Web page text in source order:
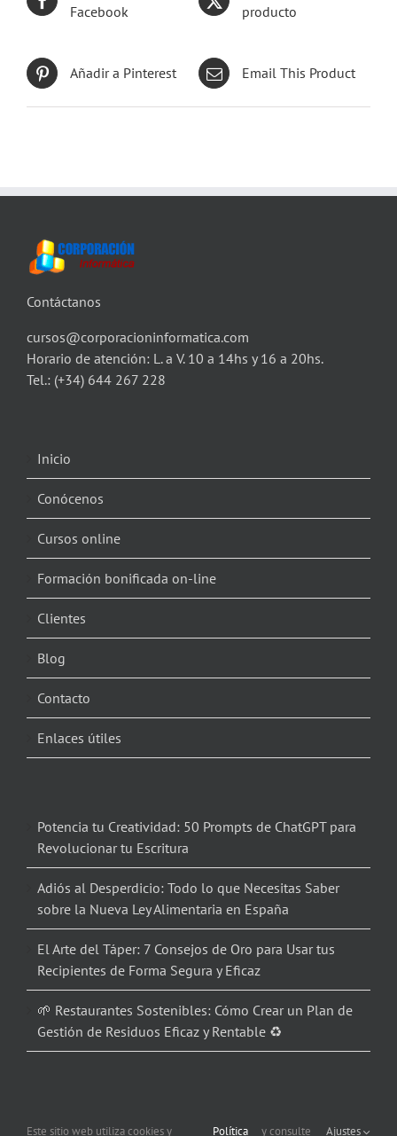
Facebook
producto
Añadir a Pinterest Email This Product
Contáctanos
cursos@corporacioninformatica.com
Horario de atención: L. a V. 10 a 14hs y 16 a 20hs.
Tel.: (+34) 644 267 228
Inicio
Conócenos
Cursos online
Formación bonificada on-line
Clientes
Blog
Contacto
Enlaces útiles
Potencia tu Creatividad: 50 Prompts de ChatGPT para
Revolucionar tu Escritura
Adiós al Desperdicio: Todo lo que Necesitas Saber
sobre la Nueva Ley Alimentaria en España
El Arte del Táper: 7 Consejos de Oro para Usar tus
Recipientes de Forma Segura y Eficaz
🌱 Restaurantes Sostenibles: Cómo Crear un Plan de
Gestión de Residuos Eficaz y Rentable ♻️
Este sitio web utiliza cookies y Política y consulte Ajustes